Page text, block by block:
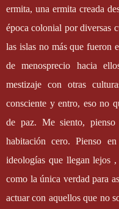
ermita, una ermita creada
época colonial por diversas
las islas no más que fueron
de menosprecio hacia
mestizaje con otras
consciente y entro, eso no
de paz. Me siento,
habitación cero. Pienso
ideologías que llegan lejos
como la única verdad para
actuar con aquellos que no